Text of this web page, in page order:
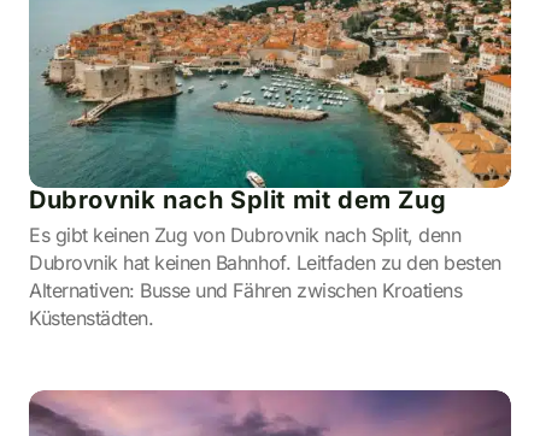
Dubrovnik nach Split mit dem Zug
Es gibt keinen Zug von Dubrovnik nach Split, denn
Dubrovnik hat keinen Bahnhof. Leitfaden zu den besten
Alternativen: Busse und Fähren zwischen Kroatiens
Küstenstädten.